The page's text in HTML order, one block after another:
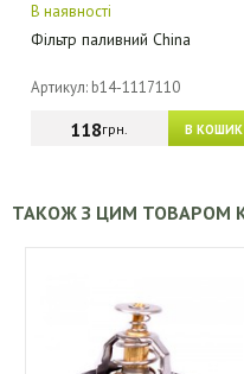
В наявності
Фільтр паливний China
Артикул: b14-1117110
В КОШИК
118грн.
ТАКОЖ З ЦИМ ТОВАРОМ